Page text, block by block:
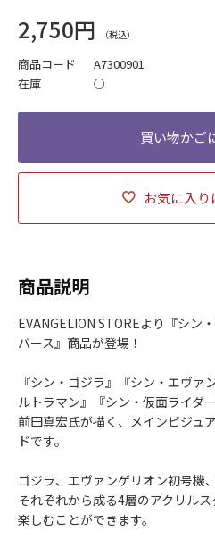
2,750円
商品コード
A7300901
在庫
○
お気に入
商品説明
EVANGELION STOREより『シン
バース』商品が登場！
『シン・ゴジラ』『シン・エヴァ
ルトラマン』『シン・仮面ライダ
前田真宏氏が描く、メインビジュ
ドです。
ゴジラ、エヴァンゲリオン初号機
それぞれから成る4層のアクリル
楽しむことができます。